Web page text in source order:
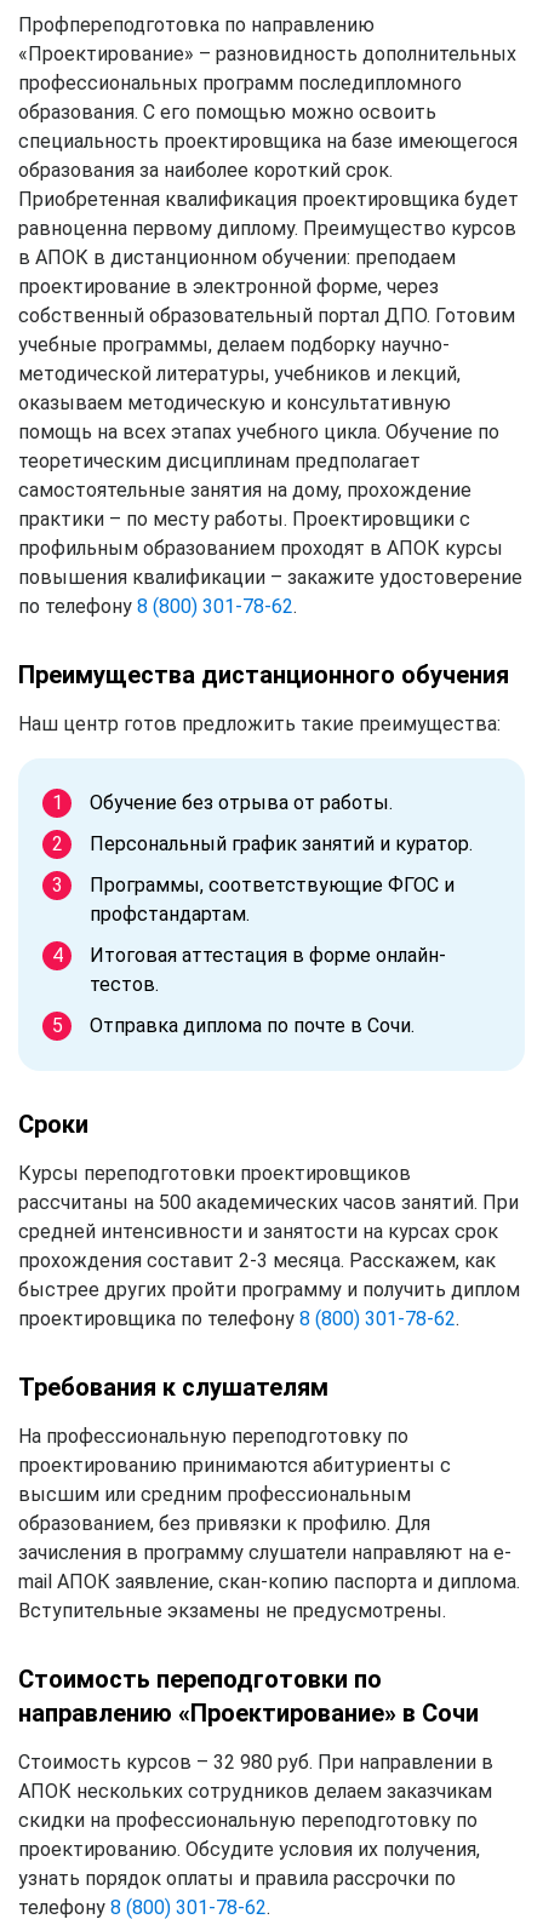
Профпереподготовка по направлению
«Проектирование» – разновидность дополнительных
профессиональных программ последипломного
образования. С его помощью можно освоить
специальность проектировщика на базе имеющегося
образования за наиболее короткий срок.
Приобретенная квалификация проектировщика будет
равноценна первому диплому. Преимущество курсов
в АПОК в дистанционном обучении: преподаем
проектирование в электронной форме, через
собственный образовательный портал ДПО. Готовим
учебные программы, делаем подборку научно-
методической литературы, учебников и лекций,
оказываем методическую и консультативную
помощь на всех этапах учебного цикла. Обучение по
теоретическим дисциплинам предполагает
самостоятельные занятия на дому, прохождение
практики – по месту работы. Проектировщики с
профильным образованием проходят в АПОК курсы
повышения квалификации – закажите удостоверение
по телефону 8 (800) 301-78-62.
Преимущества дистанционного обучения
Наш центр готов предложить такие преимущества:
Обучение без отрыва от работы.
Персональный график занятий и куратор.
Программы, соответствующие ФГОС и
профстандартам.
Итоговая аттестация в форме онлайн-
тестов.
Отправка диплома по почте в Сочи.
Сроки
Курсы переподготовки проектировщиков
рассчитаны на 500 академических часов занятий. При
средней интенсивности и занятости на курсах срок
прохождения составит 2-3 месяца. Расскажем, как
быстрее других пройти программу и получить диплом
проектировщика по телефону 8 (800) 301-78-62.
Требования к слушателям
На профессиональную переподготовку по
проектированию принимаются абитуриенты с
высшим или средним профессиональным
образованием, без привязки к профилю. Для
зачисления в программу слушатели направляют на e-
mail АПОК заявление, скан-копию паспорта и диплома.
Вступительные экзамены не предусмотрены.
Стоимость переподготовки по
направлению «Проектирование» в Сочи
Стоимость курсов – 32 980 руб. При направлении в
АПОК нескольких сотрудников делаем заказчикам
скидки на профессиональную переподготовку по
проектированию. Обсудите условия их получения,
узнать порядок оплаты и правила рассрочки по
телефону 8 (800) 301-78-62.